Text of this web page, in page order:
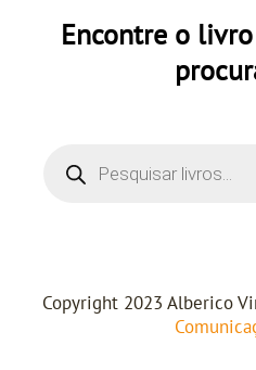
Encontre o
Copyright 2023 Alberico